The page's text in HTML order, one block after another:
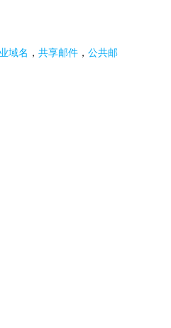
域名 ，共享邮件 ，公共邮